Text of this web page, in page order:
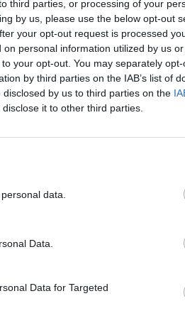
third parties, or processing of your
by us, please use the below opt-out
your opt-out request is processed
personal information utilized by us
your opt-out. You may separately
by third parties on the IAB’s list of
by us to third parties on the
it to other third parties.
data.
Data.
Data for Targeted
Dia
Museus
dia 18 de maio, data em
Internacional dos Museus, o
Administração e Línguas –
aberta de
ao tema Creativity and